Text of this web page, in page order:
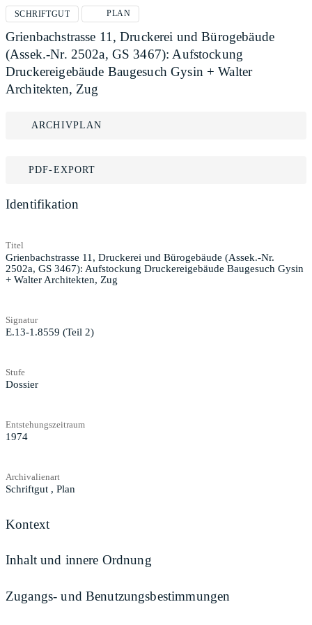
SCHRIFTGUT PLAN
Grienbachstrasse 11, Druckerei und Bürogebäude
(Assek.-Nr. 2502a, GS 3467): Aufstockung
Druckereigebäude Baugesuch Gysin + Walter
Architekten, Zug
ARCHIVPLAN
PDF-EXPORT
Identifikation
Titel
Grienbachstrasse 11, Druckerei und Bürogebäude (Assek.-Nr.
2502a, GS 3467): Aufstockung Druckereigebäude Baugesuch Gysin
+ Walter Architekten, Zug
Signatur
E.13-1.8559 (Teil 2)
Stufe
Dossier
Entstehungszeitraum
1974
Archivalienart
Schriftgut , Plan
Kontext
Inhalt und innere Ordnung
Zugangs- und Benutzungsbestimmungen